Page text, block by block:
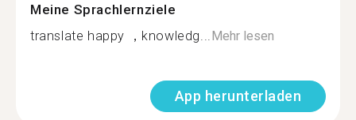
Meine Sprachlernziele
translate happy ，knowledg... Mehr lesen
App herunterladen